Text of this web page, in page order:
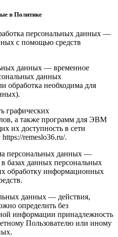
в Политике
персональных данных —
с помощью средств
данных — временное
данных
обработка необходима для
графических
а также программ для ЭВМ
их доступность в сети
remeslo36.ru/.
персональных данных —
базах данных персональных
обработку информационных
данных — действия,
определить без
информации принадлежность
Пользователю или иному